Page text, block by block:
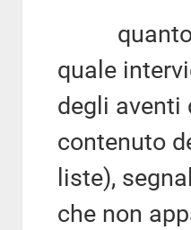
quanto
quale
degli aventi
contenuto
liste),
che non